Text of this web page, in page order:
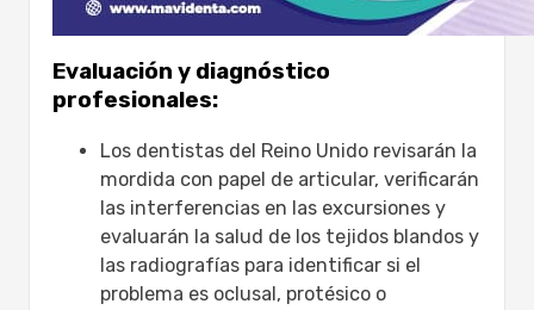
Evaluación y diagnóstico
profesionales:
Los dentistas del Reino Unido revisarán la
mordida con papel de articular, verificarán
las interferencias en las excursiones y
evaluarán la salud de los tejidos blandos y
las radiografías para identificar si el
problema es oclusal, protésico o